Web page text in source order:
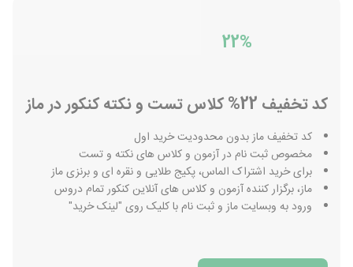
22%
کد تخفیف 22% کلاس تست و نکته کنکور در ماز
کد تخفیف ماز بدون محدودیت خرید اول
مخصوص ثبت نام در آزمون و کلاس های نکته و تست
برای خرید اشتراک الماس، پکیج طلایی و نقره ای و برنزی ماز
ماز، برگزار کننده آزمون و کلاس های آنلاین کنکور تمام دروس
ورود به وبسایت ماز و ثبت نام با کلیک روی "لینک خرید"